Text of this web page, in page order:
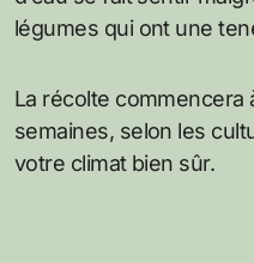
légumes qui ont une
La récolte commencera
semaines, selon les
votre climat bien sûr.